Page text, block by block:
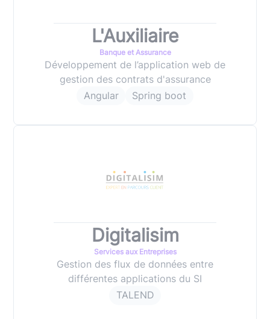
L'Auxiliaire
Banque et Assurance
Développement de l’application web de
gestion des contrats d'assurance
Angular
Spring boot
Digitalisim
Services aux Entreprises
Gestion des flux de données entre
différentes applications du SI
TALEND